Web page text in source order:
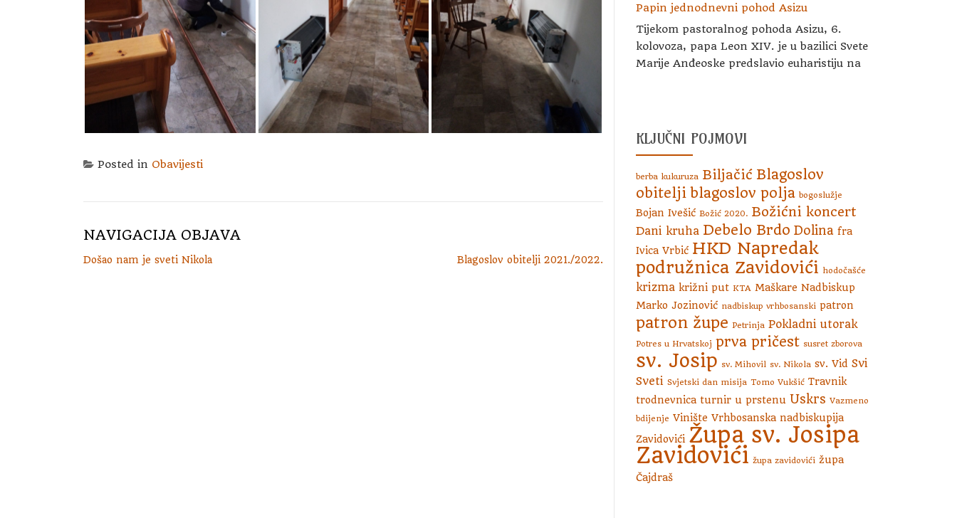
Posted in Obavijesti
NAVIGACIJA OBJAVA
Došao nam je sveti Nikola Blagoslov obitelji 2021./2022.
Papin jednodnevni pohod Asizu
Tijekom pastoralnog pohoda Asizu, 6.
kolovoza, papa Leon XIV. je u bazilici Svete
Marije Anđeoske predslavio euharistiju na
KLJUČNI POJMOVI
berba kukuruza Biljačić Blagoslov
obitelji blagoslov polja bogoslužje
Bojan Ivešić Božić 2020. Božićni koncert
Dani kruha Debelo Brdo Dolina fra
Ivica Vrbić HKD Napredak
podružnica Zavidovići hodočašće
krizma križni put KTA Maškare Nadbiskup
Marko Jozinović nadbiskup vrhbosanski patron
patron župe Petrinja Pokladni utorak
Potres u Hrvatskoj prva pričest susret zborova
sv. Josip sv. Mihovil sv. Nikola sv. Vid Svi
Sveti Svjetski dan misija Tomo Vukšić Travnik
trodnevnica turnir u prstenu Uskrs Vazmeno
bdijenje Vinište Vrhbosanska nadbiskupija
Zavidovići Župa sv. Josipa
Zavidovići župa zavidovići župa
Čajdraš